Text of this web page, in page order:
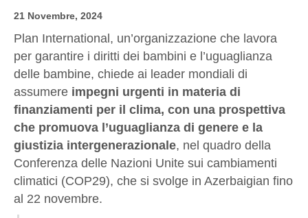
21 Novembre, 2024
Plan International, un’organizzazione che lavora
per garantire i diritti dei bambini e l’uguaglianza
delle bambine, chiede ai leader mondiali di
assumere impegni urgenti in materia di
finanziamenti per il clima, con una prospettiva
che promuova l’uguaglianza di genere e la
giustizia intergenerazionale, nel quadro della
Conferenza delle Nazioni Unite sui cambiamenti
climatici (COP29), che si svolge in Azerbaigian fino
al 22 novembre.